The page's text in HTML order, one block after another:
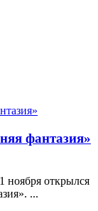
фантазия»
ноября открылся
...